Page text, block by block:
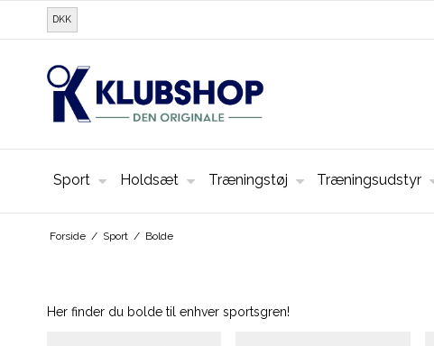
DKK
Sport Holdsæt Træningstøj Træningsudstyr
Forside / Sport / Bolde
Her finder du bolde til enhver sportsgren!